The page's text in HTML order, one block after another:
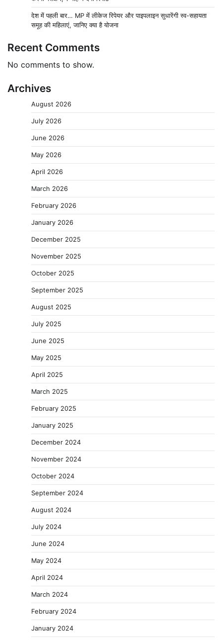
देश में पहली बार… MP में लीकेज रिपेयर और पाइपलाइन सुधारेंगी स्व-सहायता
समूह की महिलाएं, जानिए क्या है योजना
Recent Comments
No comments to show.
Archives
August 2026
July 2026
June 2026
May 2026
April 2026
March 2026
February 2026
January 2026
December 2025
November 2025
October 2025
September 2025
August 2025
July 2025
June 2025
May 2025
April 2025
March 2025
February 2025
January 2025
December 2024
November 2024
October 2024
September 2024
August 2024
July 2024
June 2024
May 2024
April 2024
March 2024
February 2024
January 2024